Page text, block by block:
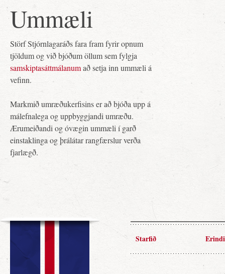
Ummæli
Störf Stjórnlagaráðs fara fram fyrir opnum
tjöldum og við bjóðum öllum sem fylgja
samskiptasáttmálanumað setja inn ummæli á
vefinn.
Markmið umræðukerfisins er að bjóða upp á
málefnalega og uppbyggjandi umræðu.
Ærumeiðandi og óvægin ummæli í garð
einstaklinga og þrálátar rangfærslur verða
fjarlægð.
Starfið Erindi